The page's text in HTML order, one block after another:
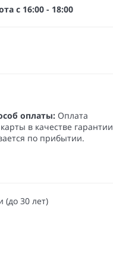
с 16:00 - 18:00
оплаты: Оплата
в качестве гарантии​
по прибытии.
(до 30 лет)